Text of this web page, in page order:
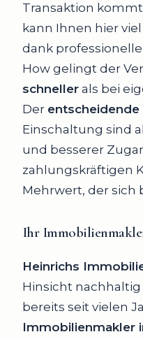
Transaktion
kann Ihnen hier
dank
How gelingt der
schneller als bei
Der entscheidende
Einschaltung sind
und besserer
zahlungskräftigen
Mehrwert, der sich
Ihr
Heinrichs
Hinsicht
bereits seit vielen
Immobilienmakler